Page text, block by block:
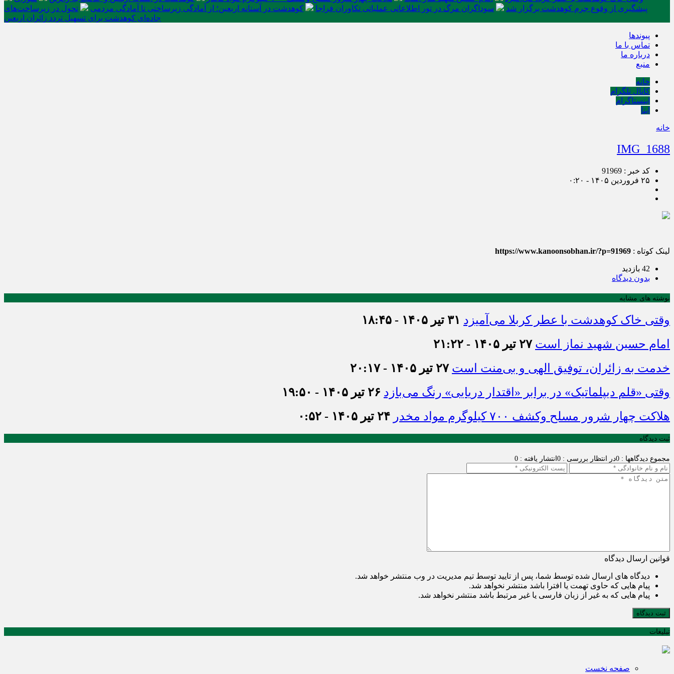
پیشگیری از وقوع جرم کوهدشت برگزار شد
سوداگران مرگ در تور اطلاعاتی عملیاتی تکاوران فراجا کوهدشت در آستانه اربعین؛ از آمادگی زیرساختی تا آمادگی مردمی
تحول در زیرساخت‌های
جاده‌ای کوهدشت برای تسهیل تردد زائران اربعین
پیوندها
تماس با ما
درباره ما
منبع
خانه
کانال تلگرام
اینستاگرام
ایتا
خانه
IMG_1688
کد خبر : 91969
۲۵ فروردین ۱۴۰۵ - ۰:۲۰
لینک کوتاه : https://www.kanoonsobhan.ir/?p=91969
42 بازدید
بدون دیدگاه
نوشته های مشابه
وقتی خاک کوهدشت با عطر کربلا می‌آمیزد ۳۱ تیر ۱۴۰۵ - ۱۸:۴۵
امام حسین شهید نماز است ۲۷ تیر ۱۴۰۵ - ۲۱:۲۲
خدمت به زائران، توفیق الهی و بی‌منت است ۲۷ تیر ۱۴۰۵ - ۲۰:۱۷
وقتی «قلم دیپلماتیک» در برابر «اقتدار دریایی» رنگ می‌بازد ۲۶ تیر ۱۴۰۵ - ۱۹:۵۰
هلاکت چهار شرور مسلح وکشف ۷۰۰ کیلوگرم مواد مخدر
۲۴ تیر ۱۴۰۵ - ۰:۵۲
ثبت دیدگاه
مجموع دیدگاهها : 0 در انتظار بررسی : 0 انتشار یافته : 0
قوانین ارسال دیدگاه
دیدگاه های ارسال شده توسط شما، پس از تایید توسط تیم مدیریت در وب منتشر خواهد شد.
پیام هایی که حاوی تهمت یا افترا باشد منتشر نخواهد شد.
پیام هایی که به غیر از زبان فارسی یا غیر مرتبط باشد منتشر نخواهد شد.
ثبت دیدگاه
تبلیغات
صفحه نخست